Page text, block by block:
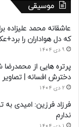
موسیقی
عاشقانه محمد علیزاده
که دل هواداران را
9 دی 1404
پرتره هایی از
دخترش افسانه | تصاویر
2 دی 1404
فرزاد فرزین: امیدی به
ندارم